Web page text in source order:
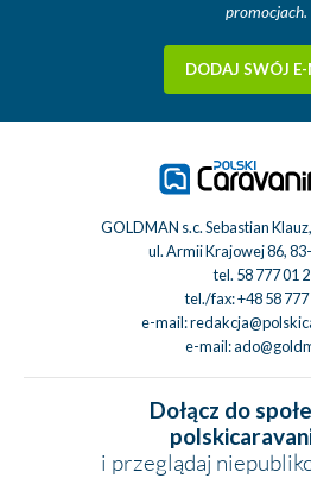
promocjach.
DODAJ SWÓJ
GOLDMAN s.c. Sebastian
ul. Armii Krajowej 86,
tel. 58 777 01
tel./fax:+48 58
e-mail:
e-mail:
Dołącz do
i przeglądaj